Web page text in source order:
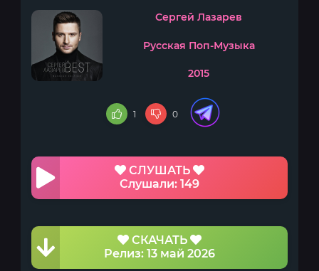
Сергей Лазарев
Русская Поп-Музыка
2015
1 0
СЛУШАТЬ
Слушали: 149
СКАЧАТЬ
Релиз: 13 май 2026